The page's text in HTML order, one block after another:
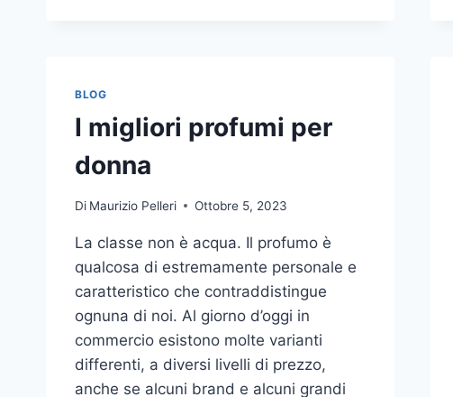
DELLE
APPARECCHIATURE
BLOG
I migliori profumi per
donna
Di Maurizio Pelleri Ottobre 5, 2023
La classe non è acqua. Il profumo è
qualcosa di estremamente personale e
caratteristico che contraddistingue
ognuna di noi. Al giorno d’oggi in
commercio esistono molte varianti
differenti, a diversi livelli di prezzo,
anche se alcuni brand e alcuni grandi